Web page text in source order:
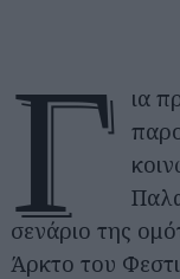
Γ
ια
σενάριο της
Άρκτο του